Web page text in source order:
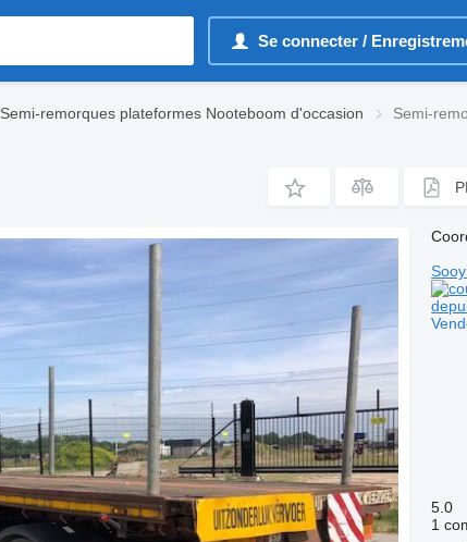
Se connecter /
Semi-remorques plateformes Nooteboom d'occasion Semi-
5.0
1